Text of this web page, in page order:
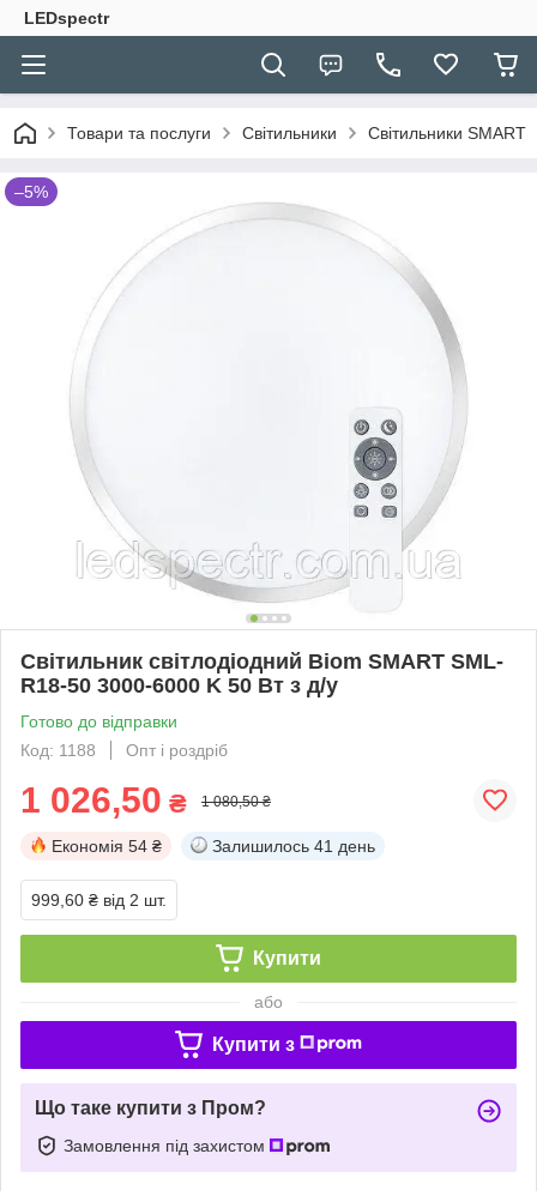
LEDspectr
Товари та послуги Світильники Світильники SMART
–5%
Світильник світлодіодний Biom SMART SML-
R18-50 3000-6000 K 50 Вт з д/у
Готово до відправки
Код: 1188
Опт і роздріб
1 026,50 ₴ 1 080,50 ₴
Економія 54 ₴ Залишилось 41 день
999,60 ₴ від 2 шт.
Купити
або
Купити з
Що таке купити з Пром?
Замовлення під захистом